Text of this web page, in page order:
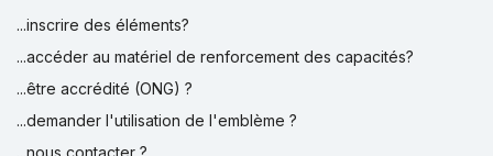
...inscrire des éléments?
...accéder au matériel de renforcement des capacités?
...être accrédité (ONG) ?
...demander l'utilisation de l'emblème ?
...nous contacter ?